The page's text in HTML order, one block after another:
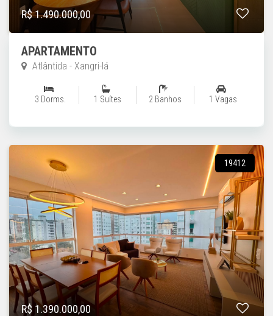
R$ 1.490.000,00
APARTAMENTO
Atlântida - Xangri-lá
3 Dorms. 1 Suítes 2 Banhos 1 Vagas
19412
R$ 1.390.000,00